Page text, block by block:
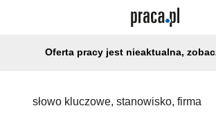
Oferta pracy jest nieaktualna,